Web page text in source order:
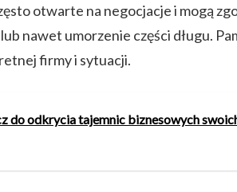
otwarte na negocjacje i mogą
nawet umorzenie części długu.
firmy i sytuacji.
do odkrycia tajemnic biznesowych